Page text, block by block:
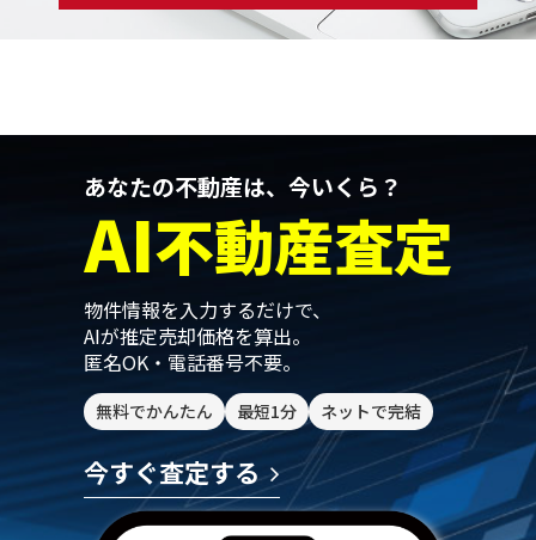
あなたの不動産は、今いくら？
AI不動産査定
物件情報を入力するだけで、
AIが推定売却価格を算出。
匿名OK・電話番号不要。
無料でかんたん 最短1分 ネットで完結
今すぐ査定する